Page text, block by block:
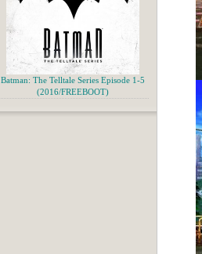
Batman: The Telltale Series Episode 1-5
(2016/FREEBOOT)